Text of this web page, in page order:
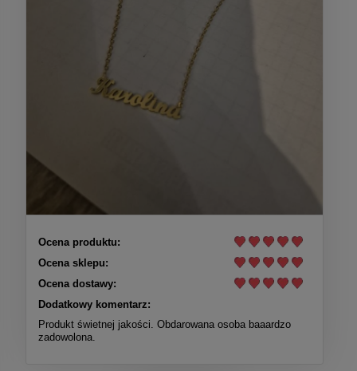
Ocena produktu:
Ocena sklepu:
Ocena dostawy:
Dodatkowy komentarz:
Produkt świetnej jakości. Obdarowana osoba baaardzo
zadowolona.